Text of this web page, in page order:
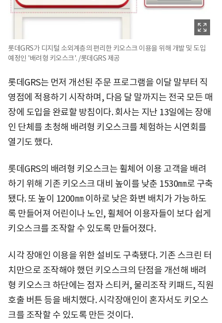
롯데GRS가 디지털 소외계층의 편리한 키오스크 이용을 위해 개발 및 도입
예정인 '배려형 키오스크'. /롯데GRS 제공
롯데GRS는 먼저 개선된 주문 프로그램을 이달 말부터 직
영점에 적용하기 시작하며, 다음 달 말까지는 전국 모든 매
장에 도입을 완료할 방침이다. 회사는 지난 13일에는 장애
인 단체를 초청해 배려형 키오스크를 체험하는 시연회를
열기도 했다.
롯데GRS의 배려형 키오스크는 휠체어 이용 고객을 배려
하기 위해 기존 키오스크 대비 높이를 낮춘 1530㎜로 구축
됐다. 또 높이 1200㎜ 이하로 낮은 화변 배치가 가능하도
록 만들어져 어린이나 노인, 휠체어 이용자들이 보다 쉽게
키오스크를 조작할 수 있도록 만들어졌다.
시각 장애인 이용을 위한 설비도 구축됐다. 기존 스크린 터
치만으로 조작해야 했던 키오스크의 단점을 개선해 배려
형 키오스크 하단에는 점자 스티커, 물리조작 키패드, 직원
호출 버튼 등을 배치했다. 시각장애인이 혼자서도 키오스
크를 조작할 수 있도록 만든 것이다.